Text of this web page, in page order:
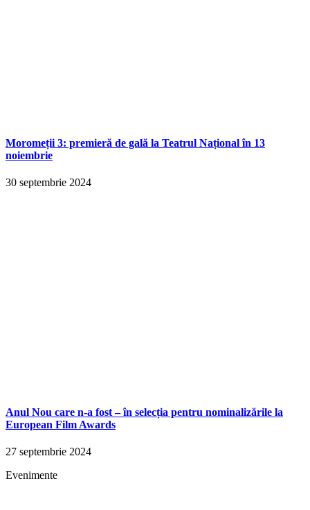
Moromeții 3: premieră de gală la Teatrul Național în 13
noiembrie
30 septembrie 2024
Anul Nou care n-a fost – în selecția pentru nominalizările la
European Film Awards
27 septembrie 2024
Evenimente